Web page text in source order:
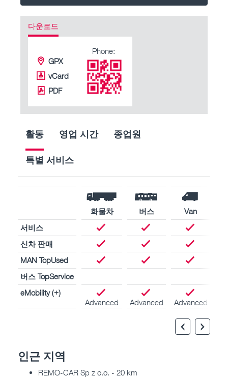
다운로드
GPX
vCard
PDF
Phone:
활동 영업 시간 종업원
특별 서비스
화물차 버스
Van
서비스
신차 판매
MAN TopUsed
버스 TopService
eMobility (+)
Advanced
Advanced Advanced
인근 지역
REMO-CAR Sp z o.o. - 20 km